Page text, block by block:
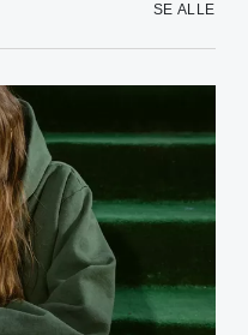
SE ALLE